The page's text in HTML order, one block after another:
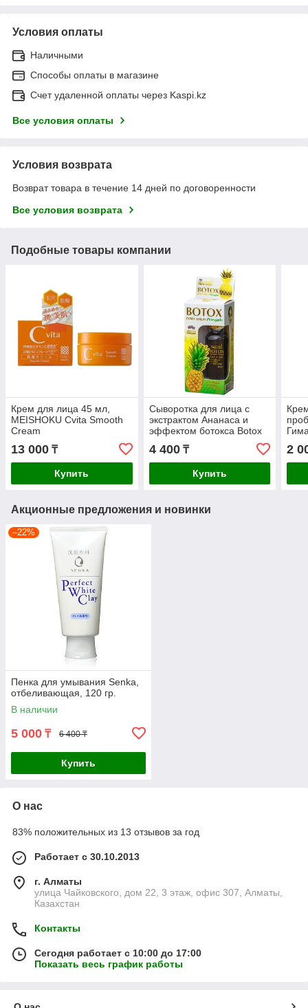
Условия оплаты
Наличными
Способы оплаты в магазине
Счет удаленной оплаты через Kaspi.kz
Все условия оплаты
Условия возврата
Возврат товара в течение 14 дней по договоренности
Все условия возврата
Подобные товары компании
Крем для лица 45 мл,
MEISHOKU Cvita Smooth
Cream
13 000 ₸
Купить
Сыворотка для лица с
экстрактом Ананаса и
эффектом ботокса Botox
Extra Serum Pineapple
Royal Thai Herb, 30 мл
4 400₸
Купить
2
Акционные предложения и новинки
–22%
Пенка для умывания Senka,
отбеливающая, 120 гр.
В наличии
5 000 ₸ 6 400 ₸
Купить
О нас
83% положительных из 13 отзывов за год
Работает с 30.10.2013
г. Алматы
улица Чайковского, дом 22, 3 этаж, офис 307, Алматы,
Казахстан
Контакты
Сегодня работает с 10:00 до 17:00
Показать весь график работы